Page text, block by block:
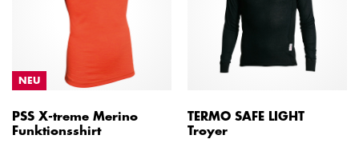
NEU
PSS X-treme Merino
Funktionsshirt
TERMO SAFE LIGHT
Troyer